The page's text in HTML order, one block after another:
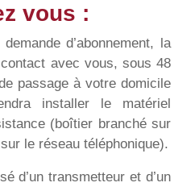
vous :
d’abonnement, la
avec vous, sous 48
passage à votre domicile
installer le matériel
(boîtier branché sur
le réseau téléphonique).
d’un transmetteur et d’un